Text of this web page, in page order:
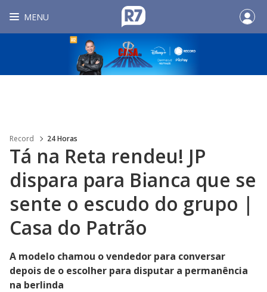
MENU
Record 24 Horas
Tá na Reta rendeu! JP
dispara para Bianca que se
sente o escudo do grupo |
Casa do Patrão
A modelo chamou o vendedor para conversar
depois de o escolher para disputar a permanência
na berlinda